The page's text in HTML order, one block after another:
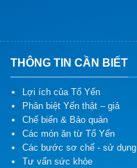
THÔNG TIN CẦN BIẾT
Lợi ích của Tổ Yến
Phân biệt Yến thật – giả
Chế biến & Bảo quản
Các món ăn từ Tổ Yến
Các bước sơ chế - sử dụng
Tư vấn sức khỏe